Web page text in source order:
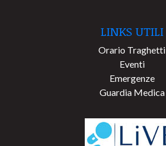
LINKS UTILI
Orario Traghetti
Eventi
Emergenze
Guardia Medica